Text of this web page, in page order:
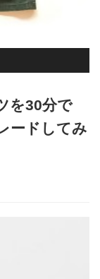
を30分で
ードしてみ